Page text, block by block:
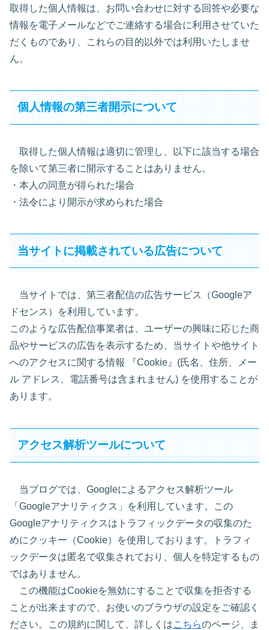
取得した個人情報は、お問い合わせに対する回答や必要な
情報を電子メールなどでご連絡する場合に利用させていた
だくものであり、これらの目的以外では利用いたしませ
ん。
個人情報の第三者開示について
取得した個人情報は適切に管理し、以下に該当する場合
を除いて第三者に開示することはありません。
・本人の同意が得られた場合
・法令により開示が求められた場合
当サイトに掲載されている広告について
当サイトでは、第三者配信の広告サービス（Googleア
ドセンス）を利用しています。
このような広告配信事業者は、ユーザーの興味に応じた商
品やサービスの広告を表示するため、当サイトや他サイト
へのアクセスに関する情報 『Cookie』(氏名、住所、メー
ル アドレス、電話番号は含まれません) を使用することが
あります。
アクセス解析ツールについて
当ブログでは、Googleによるアクセス解析ツール
「Googleアナリティクス」を利用しています。この
Googleアナリティクスはトラフィックデータの収集のた
めにクッキー（Cookie）を使用しております。トラフィ
ックデータは匿名で収集されており、個人を特定するもの
ではありません。
この機能はCookieを無効にすることで収集を拒否する
ことが出来ますので、お使いのブラウザの設定をご確認く
ださい。この規約に関して、詳しくはこちらのページ、ま